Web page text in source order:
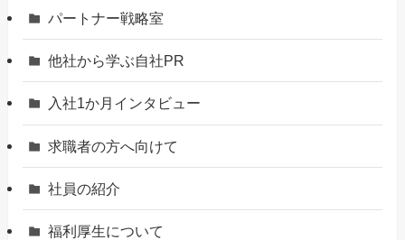
パートナー戦略室
他社から学ぶ自社PR
入社1か月インタビュー
求職者の方へ向けて
社員の紹介
福利厚生について